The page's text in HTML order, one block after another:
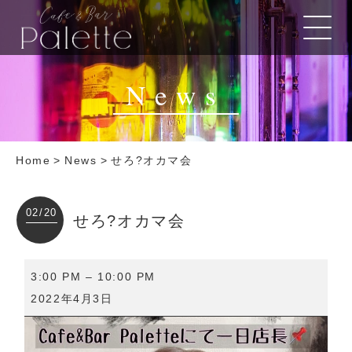
News
Home > News > せろ?オカマ会
02/20 せろ?オカマ会
オ
3:00 PM – 10:00 PM
2022年4月3日